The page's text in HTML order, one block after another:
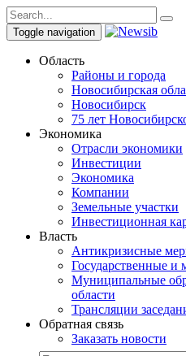
Toggle navigation
Область
Районы и города
Новосибирская
Новосибирск
75 лет
Экономика
Отрасли экономики
Инвестиции
Экономика
Компании
Земельные участки
Инвестиционная
Власть
Антикризисные
Государственные и
Муниципальные
области
Трансляции
Обратная связь
Заказать новости